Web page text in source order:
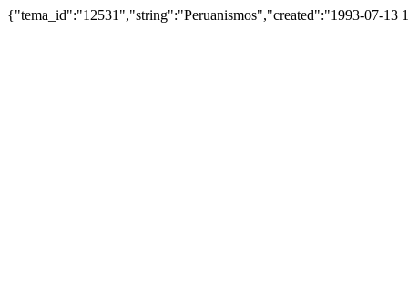
{"tema_id":"12531","string":"Peruanismos","created":"1993-07-